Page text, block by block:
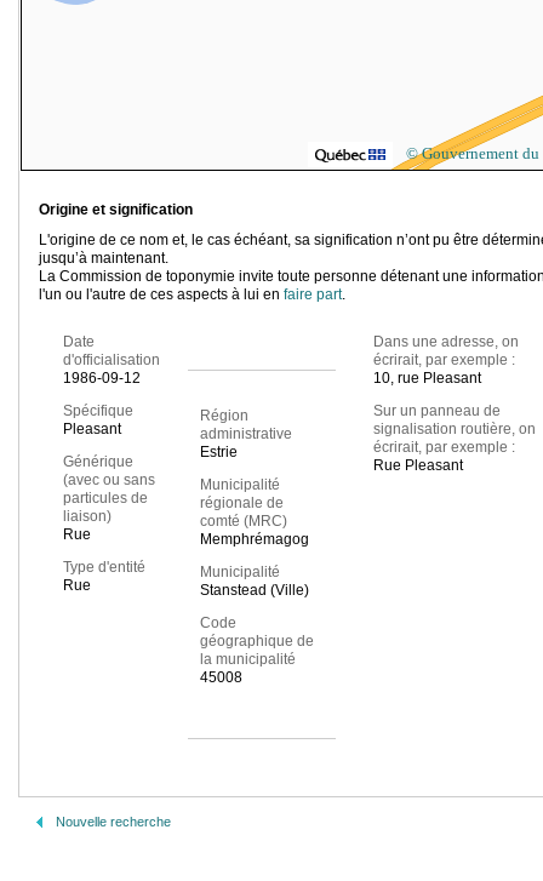
© Gouvernement du
Origine et signification
L'origine de ce nom et, le cas échéant, sa signification n’ont pu être
jusqu’à maintenant.
La Commission de toponymie invite toute personne détenant une
l'un ou l'autre de ces aspects à lui en faire part.
Date
d'officialisation
1986-09-12
Spécifique
Pleasant
Générique
(avec ou sans
particules de
liaison)
Rue
Type d'entité
Rue
Région
administrative
Estrie
Municipalité
régionale de
comté (MRC)
Memphrémagog
Municipalité
Stanstead (Ville)
Code
géographique de
la municipalité
45008
Dans une adresse, on
écrirait, par exemple :
10, rue Pleasant
Sur un panneau de
signalisation routière, on
écrirait, par exemple :
Rue Pleasant
Nouvelle recherche